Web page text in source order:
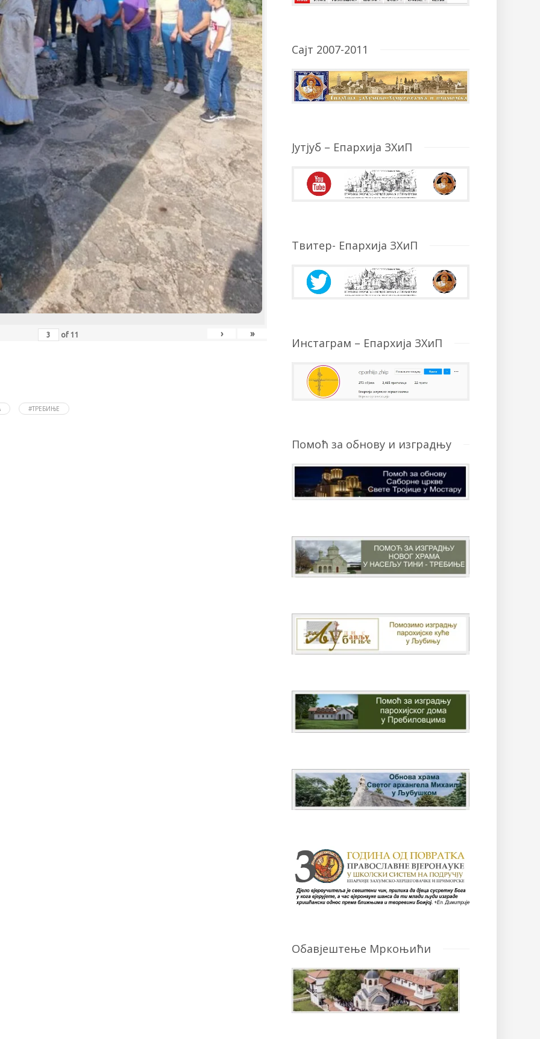
of 11 › »
#ТРЕБИЊЕ
Сајт 2007-2011
Јутјуб – Епархија ЗХиП
Твитер- Епархија ЗХиП
Инстаграм – Епархија ЗХиП
Помоћ за обнову и изградњу
Обавјештење Мркоњићи